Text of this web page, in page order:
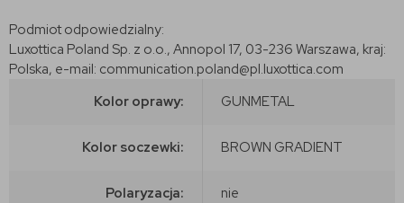
Podmiot odpowiedzialny:
Luxottica Poland Sp. z o.o., Annopol 17, 03-236 Warszawa, kraj:
Polska, e-mail: communication.poland@pl.luxottica.com
Kolor oprawy:
GUNMETAL
Kolor soczewki: BROWN GRADIENT
Polaryzacja: nie